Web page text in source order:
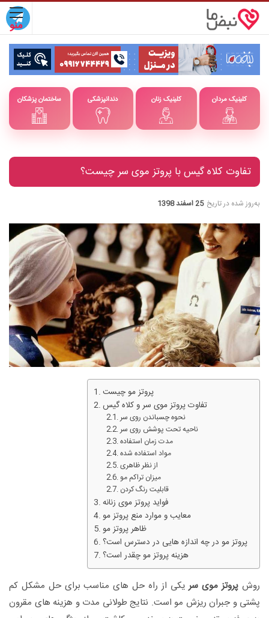
ساختمان پزشکان دندانپزشکی کلینیک زنان کلینیک مردان
تفاوت کلاه گیس با پروتز موی سر چیست؟
به‌روز شده در تاریخ 25 اسفند 1398
پروتز مو چیست
تفاوت پروتز موی سر و کلاه گیس
نحوه چسباندن روی سر
ناحیه تحت پوشش روی سر
مدت زمان استفاده
مواد استفاده شده
از نظر ظاهری
میزان تراکم مو
قابلیت رنگ کردن
فواید پروتز موی زنانه
معایب و موارد منع پروتز مو
ظاهر پروتز مو
پروتز مو در چه اندازه هایی در دسترس است؟
هزینه پروتز مو چقدر است؟
روش پروتز موی سریکی از راه حل های مناسب برای حل مشکل کم
پشتی و جبران ریزش مو است. نتایج طولانی مدت و هزینه های مقرون